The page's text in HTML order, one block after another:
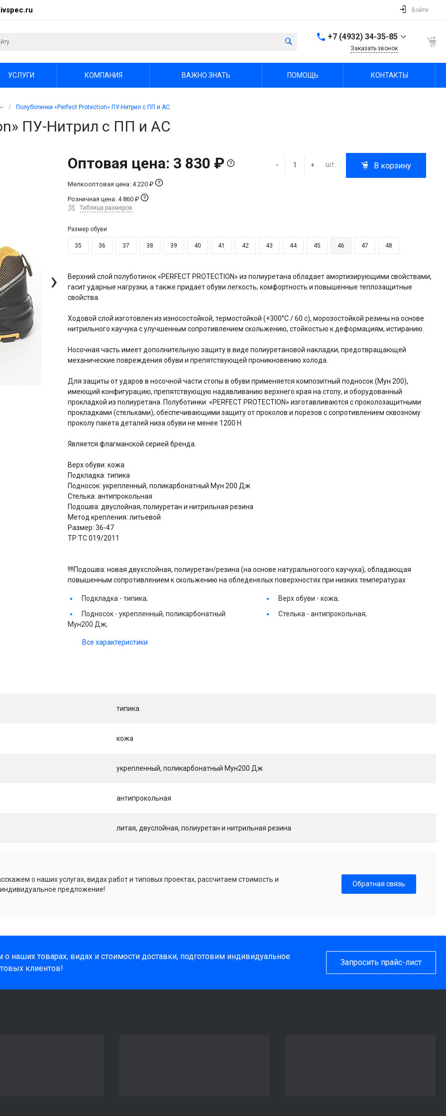
Войти
+7 (4932) 34-35-85
Заказать звонок
УСЛУГИ КОМПАНИЯ ВАЖНО ЗНАТЬ ПОМОЩЬ КОНТАКТЫ
/ Полуботинки «Perfect Protection» ПУ-Нитрил с ПП и АС
ПУ-Нитрил с ПП и АС
›
Оптовая цена: 3 830 ₽
Мелкооптовая цена: 4 220 ₽
Розничная цена: 4 860 ₽
- + шт. В корзину
Таблица размеров
Размер обуви
35 36 37 38 39 40 41 42 43 44 45 46 47 48
Верхний слой полуботинок «PERFECT PROTECTION» из полиуретана обладает амортизирующими свойствами,
гасит ударные нагрузки, а также придает обуви легкость, комфортность и повышенные теплозащитные
свойства.
Ходовой слой изготовлен из износостойкой, термостойкой (+300°С / 60 с), морозостойкой резины на основе
нитрильного каучука с улучшенным сопротивлением скольжению, стойкостью к деформациям, истиранию.
Носочная часть имеет дополнительную защиту в виде полиуретановой накладки, предотвращающей
механические повреждения обуви и препятствующей проникновению холода.
Для защиты от ударов в носочной части стопы в обуви применяется композитный подносок (Мун 200),
имеющий конфигурацию, препятствующую надавливанию верхнего края на стопу, и оборудованный
прокладкой из полиуретана. Полуботинки «PERFECT PROTECTION» изготавливаются с проколозащитными
прокладками (стельками), обеспечивающими защиту от проколов и порезов с сопротивлением сквозному
проколу пакета деталей низа обуви не менее 1200 Н.
Является флагманской серией бренда.
Верх обуви: кожа
Подкладка: типика
Подносок: укрепленный, поликарбонатный Мун 200 Дж
Стелька: антипрокольная
Подошва: двуслойная, полиуретан и нитрильная резина
Метод крепления: литьевой
Размер: 36-47
ТР ТС 019/2011
!!!!Подошва: новая двухслойная, полиуретан/резина (на основе натуральногоого каучука), обладающая
повышенным сопротивлением к скольжению на обледенелых поверхностях при низких температурах
Подкладка -типика; Верх обуви -кожа;
Подносок -укрепленный, поликарбонатный
Мун200 Дж;
Стелька -антипрокольная;
Все характеристики
типика
кожа
укрепленный, поликарбонатный Мун200 Дж
антипрокольная
литая, двуслойная, полиуретан и нитрильная резина
о наших услугах, видах работ и типовых проектах, рассчитаем стоимость и
предложение!
Обратная связь
наших товарах, видах и стоимости доставки, подготовим индивидуальное
клиентов!
Запросить прайс-лист